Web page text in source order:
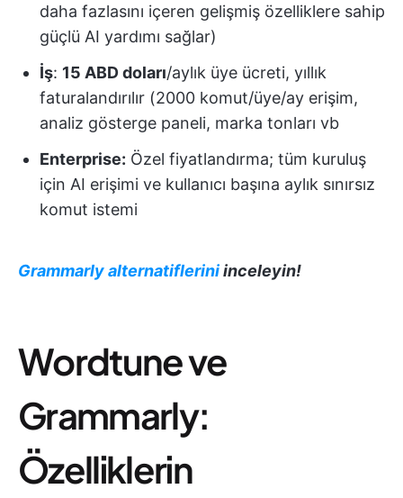
daha fazlasını içeren gelişmiş özelliklere sahip
güçlü AI yardımı sağlar)
İş: 15 ABD doları/aylık üye ücreti, yıllık
faturalandırılır (2000 komut/üye/ay erişim,
analiz gösterge paneli, marka tonları vb
Enterprise: Özel fiyatlandırma; tüm kuruluş
için AI erişimi ve kullanıcı başına aylık sınırsız
komut istemi
Grammarly alternatifleriniinceleyin!
Wordtune ve
Grammarly:
Özelliklerin